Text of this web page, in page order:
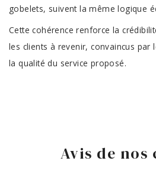
gobelets, suivent la même logique
Cette cohérence renforce la
les clients à revenir, convaincus par
la qualité du service proposé.
Avis de nos